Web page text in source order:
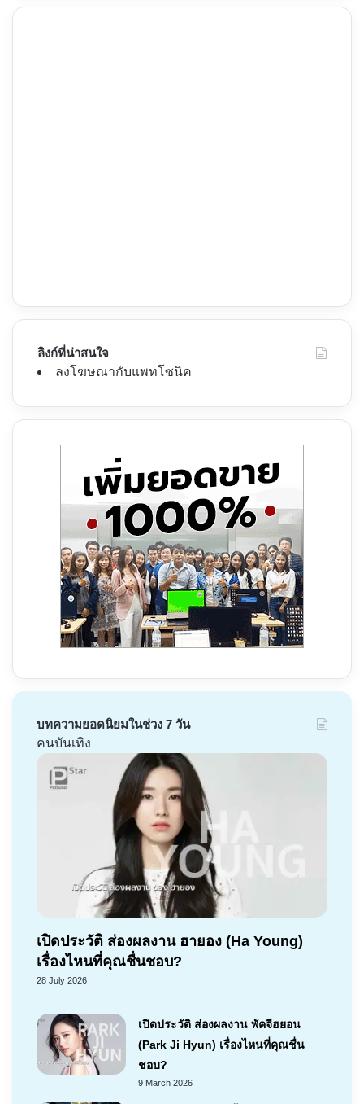
ลิงก์ที่น่าสนใจ
ลงโฆษณากับแพทโซนิค
บทความยอดนิยมในช่วง 7 วัน
คนบันเทิง
เปิดประวัติ ส่องผลงาน ฮายอง (Ha Young)
เรื่องไหนที่คุณชื่นชอบ?
28 July 2026
เปิดประวัติ ส่องผลงาน พัคจีฮยอน
(Park Ji Hyun) เรื่องไหนที่คุณชื่น
ชอบ?
9 March 2026